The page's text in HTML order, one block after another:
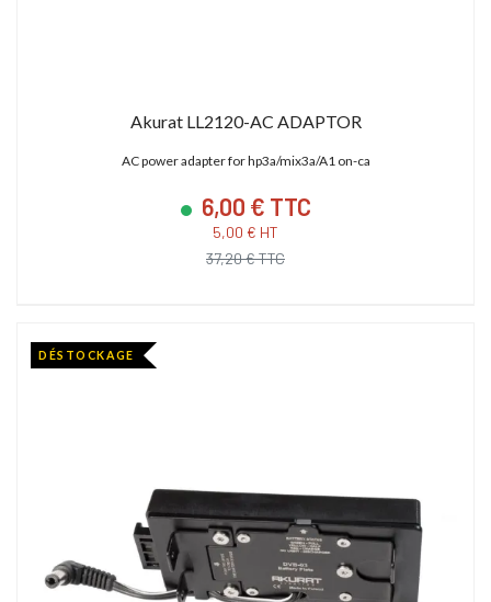
Akurat LL2120-AC ADAPTOR
AC power adapter for hp3a/mix3a/A1 on-ca
6,00 € TTC
5,00 € HT
37,20 € TTC
DÉSTOCKAGE